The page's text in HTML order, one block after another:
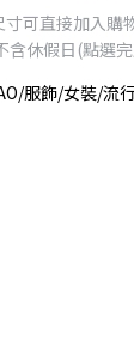
可直接加入購
休假日(點選
服飾/女裝/流